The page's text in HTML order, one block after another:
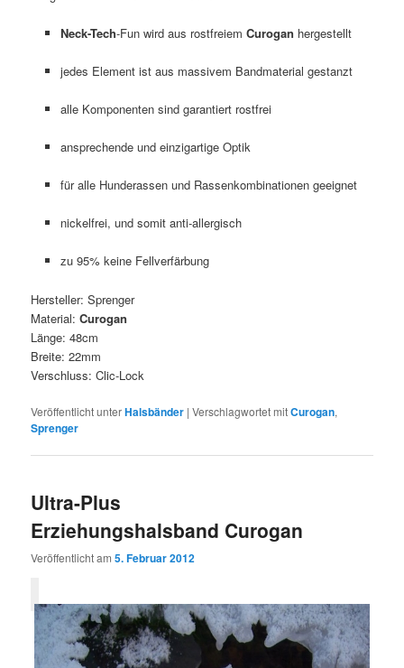
Neck-Tech-Fun wird aus rostfreiem Curogan hergestellt
jedes Element ist aus massivem Bandmaterial gestanzt
alle Komponenten sind garantiert rostfrei
ansprechende und einzigartige Optik
für alle Hunderassen und Rassenkombinationen geeignet
nickelfrei, und somit anti-allergisch
zu 95% keine Fellverfärbung
Hersteller: Sprenger
Material:Curogan
Länge: 48cm
Breite: 22mm
Verschluss: Clic-Lock
Veröffentlicht unterHalsbänder |Verschlagwortet mitCurogan,
Sprenger
Ultra-Plus
Erziehungshalsband Curogan
Veröffentlicht am5. Februar 2012